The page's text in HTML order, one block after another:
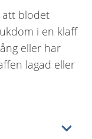
att blodet
i en klaff
eller har
lagad eller